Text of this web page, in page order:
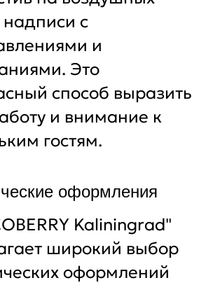
с
и
Это
способ выразить
и внимание к
гостям.
оформления
Kaliningrad"
широкий выбор
оформлений